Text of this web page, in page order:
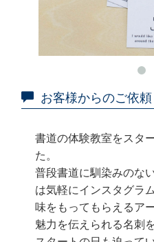
お客様からのご依頼
書道の体験教室をスタ
た。
普段書道に馴染みのな
は気軽にインスタグラ
味をもってもらえるア
魅力を伝えられる名刺